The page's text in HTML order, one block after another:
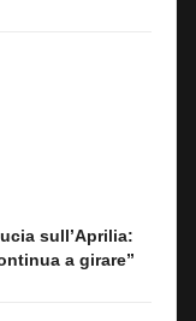
sull’Aprilia:
a girare”